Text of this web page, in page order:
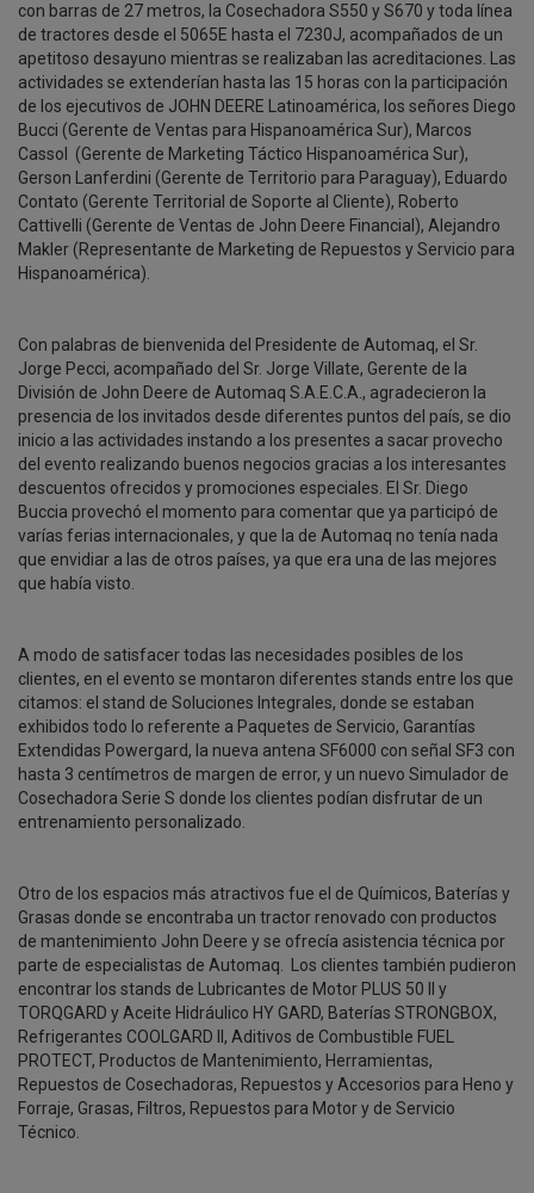
con barras de 27 metros, la Cosechadora S550 y S670 y toda línea
de tractores desde el 5065E hasta el 7230J, acompañados de un
apetitoso desayuno mientras se realizaban las acreditaciones. Las
actividades se extenderían hasta las 15 horas con la participación
de los ejecutivos de JOHN DEERE Latinoamérica, los señores Diego
Bucci (Gerente de Ventas para Hispanoamérica Sur), Marcos
Cassol (Gerente de Marketing Táctico Hispanoamérica Sur),
Gerson Lanferdini (Gerente de Territorio para Paraguay), Eduardo
Contato (Gerente Territorial de Soporte al Cliente), Roberto
Cattivelli (Gerente de Ventas de John Deere Financial), Alejandro
Makler (Representante de Marketing de Repuestos y Servicio para
Hispanoamérica).
Con palabras de bienvenida del Presidente de Automaq, el Sr.
Jorge Pecci, acompañado del Sr. Jorge Villate, Gerente de la
División de John Deere de Automaq S.A.E.C.A., agradecieron la
presencia de los invitados desde diferentes puntos del país, se dio
inicio a las actividades instando a los presentes a sacar provecho
del evento realizando buenos negocios gracias a los interesantes
descuentos ofrecidos y promociones especiales. El Sr. Diego
Buccia provechó el momento para comentar que ya participó de
varías ferias internacionales, y que la de Automaq no tenía nada
que envidiar a las de otros países, ya que era una de las mejores
que había visto.
A modo de satisfacer todas las necesidades posibles de los
clientes, en el evento se montaron diferentes stands entre los que
citamos: el stand de Soluciones Integrales, donde se estaban
exhibidos todo lo referente a Paquetes de Servicio, Garantías
Extendidas Powergard, la nueva antena SF6000 con señal SF3 con
hasta 3 centímetros de margen de error, y un nuevo Simulador de
Cosechadora Serie S donde los clientes podían disfrutar de un
entrenamiento personalizado.
Otro de los espacios más atractivos fue el de Químicos, Baterías y
Grasas donde se encontraba un tractor renovado con productos
de mantenimiento John Deere y se ofrecía asistencia técnica por
parte de especialistas de Automaq. Los clientes también pudieron
encontrar los stands de Lubricantes de Motor PLUS 50 II y
TORQGARD y Aceite Hidráulico HY GARD, Baterías STRONGBOX,
Refrigerantes COOLGARD II, Aditivos de Combustible FUEL
PROTECT, Productos de Mantenimiento, Herramientas,
Repuestos de Cosechadoras, Repuestos y Accesorios para Heno y
Forraje, Grasas, Filtros, Repuestos para Motor y de Servicio
Técnico.